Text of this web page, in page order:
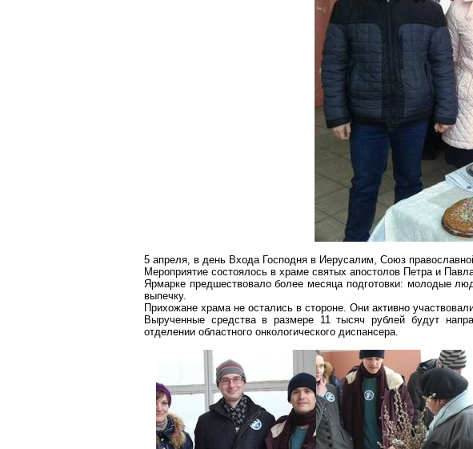
5 апреля, в день Входа Господня в Иерусалим, Союз
Мероприятие состоялось в храме святых апостолов Петра и
Ярмарке предшествовало более месяца подготовки: молодые
выпечку.
Прихожане храма не остались в стороне. Они активно
Вырученные средства в размере 11 тысяч рублей будут
отделении областного онкологического диспансера.